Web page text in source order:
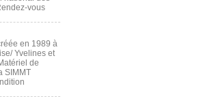
vous
en 1989 à
Yvelines et
de
SIMMT